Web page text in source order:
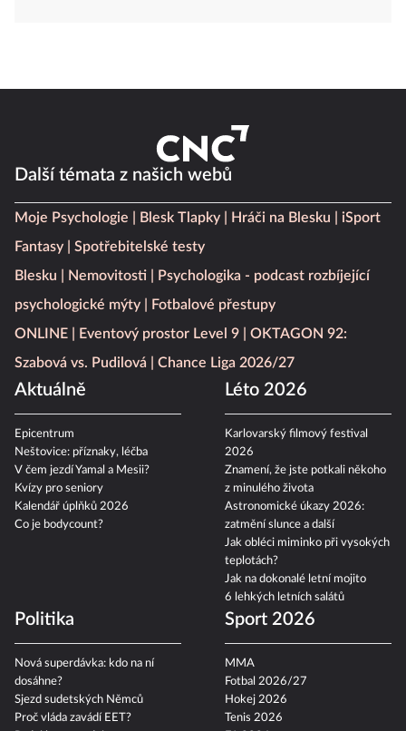
Další témata z našich webů
Moje Psychologie Blesk Tlapky Hráči na Blesku
iSport
Fantasy
Spotřebitelské testy
Blesku
Nemovitosti
Psychologika - podcast rozbíjející
psychologické mýty
Fotbalové přestupy
ONLINE
Eventový prostor Level 9
OKTAGON 92:
Szabová vs. Pudilová
Chance Liga 2026/27
Aktuálně
Epicentrum
Neštovice: příznaky, léčba
V čem jezdí Yamal a Mesii?
Kvízy pro seniory
Kalendář úplňků 2026
Co je bodycount?
Léto 2026
Karlovarský filmový festival
2026
Znamení, že jste potkali někoho
z minulého života
Astronomické úkazy 2026:
zatmění slunce a další
Jak obléci miminko při vysokých
teplotách?
Jak na dokonalé letní mojito
6 lehkých letních salátů
Politika
Nová superdávka: kdo na ní
dosáhne?
Sjezd sudetských Němců
Proč vláda zavádí EET?
Sport 2026
MMA
Fotbal 2026/27
Hokej 2026
Tenis 2026